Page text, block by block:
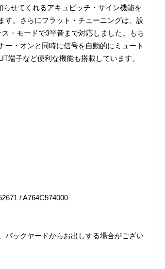
せてくれるアキュピッチ・サイン機能を
す。さらにフラット・チューニングは、設
・モードで3半音まで対応しました。もち
ー・オンと同時に信号を自動的にミュート
端子など便利な機能も搭載しています。
/ A764C574000
バックヤードからお出しする場合がござい